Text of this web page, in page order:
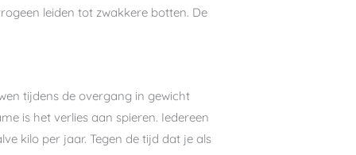
leiden tot zwakkere botten. De
tijdens de overgang in gewicht
is het verlies aan spieren. Iedereen
kilo per jaar. Tegen de tijd dat je als